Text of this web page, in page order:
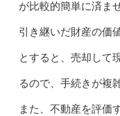
が比較的簡単に済ま
引き継いだ財産の価
とすると、売却して
るので、手続きが複
また、不動産を評価